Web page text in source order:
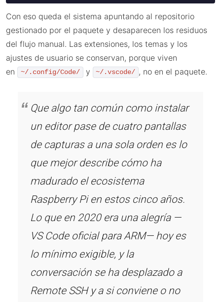
Con eso queda el sistema apuntando al repositorio
gestionado por el paquete y desaparecen los residuos
del flujo manual. Las extensiones, los temas y los
ajustes de usuario se conservan, porque viven
en
~/.config/Code/ y ~/.vscode/ , no en el paquete.
Que algo tan común como instalar
un editor pase de cuatro pantallas
de capturas a una sola orden es lo
que mejor describe cómo ha
madurado el ecosistema
Raspberry Pi en estos cinco años.
Lo que en 2020 era una alegría —
VS Code oficial para ARM— hoy es
lo mínimo exigible, y la
conversación se ha desplazado a
Remote SSH y a si conviene o no